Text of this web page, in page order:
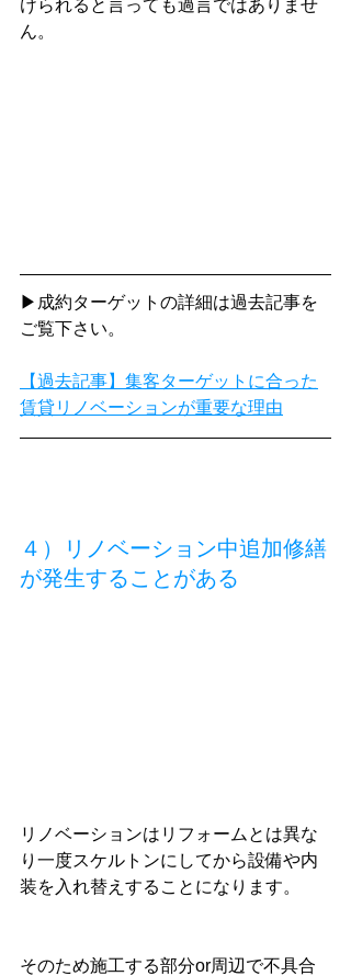
けられると言っても過言ではありませ
ん。
▶成約ターゲットの詳細は過去記事を
ご覧下さい。
【過去記事】集客ターゲットに合った
賃貸リノベーションが重要な理由
４）リノベーション中追加修繕
が発生することがある
リノベーションはリフォームとは異な
り一度スケルトンにしてから設備や内
装を入れ替えすることになります。
そのため施工する部分or周辺で不具合